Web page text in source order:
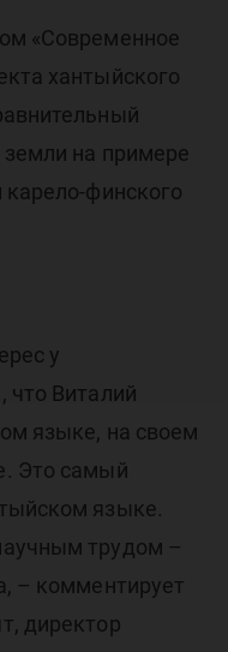
«Современное
хантыйского
на примере
карело-финского
у
что Виталий
языке, на своем
Это самый
языке.
трудом –
– комментирует
директор